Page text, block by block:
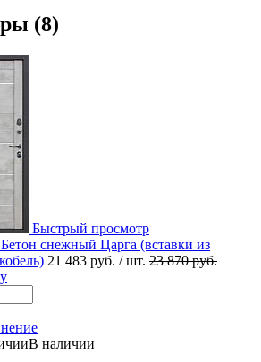
(8)
Быстрый просмотр
снежный Царга (вставки из
21 483 руб. / шт. 23 870 руб.
В наличии